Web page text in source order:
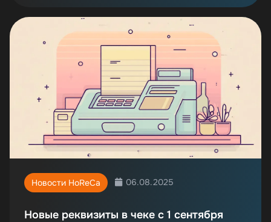
Новости HoReCa 06.08.2025
Новые реквизиты в чеке с 1 сентября